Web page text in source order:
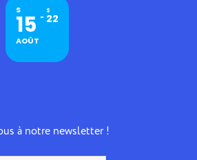
S
15
AOÛT
S
22
à notre newsletter !